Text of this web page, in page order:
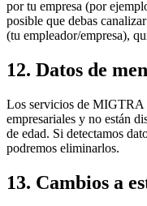
por tu empresa (por
posible que debas
(tu empleador/empresa),
12. Datos de
Los servicios de MIGTRA
empresariales y no están
de edad. Si detectamos
podremos eliminarlos.
13. Cambios a